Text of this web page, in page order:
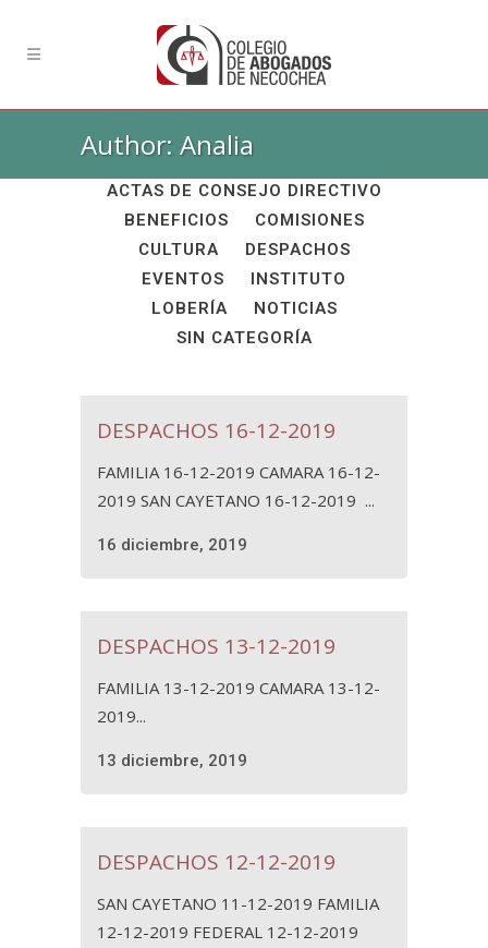
Author: Analia
ALL
ACADÉMICAS
ACTAS DE CONSEJO DIRECTIVO
BENEFICIOS
COMISIONES
CULTURA
DESPACHOS
EVENTOS
INSTITUTO
LOBERÍA
NOTICIAS
SIN CATEGORÍA
DESPACHOS 16-12-2019
FAMILIA 16-12-2019 CAMARA 16-12-
2019 SAN CAYETANO 16-12-2019 ...
16 diciembre, 2019
DESPACHOS 13-12-2019
FAMILIA 13-12-2019 CAMARA 13-12-
2019...
13 diciembre, 2019
DESPACHOS 12-12-2019
SAN CAYETANO 11-12-2019 FAMILIA
12-12-2019 FEDERAL 12-12-2019